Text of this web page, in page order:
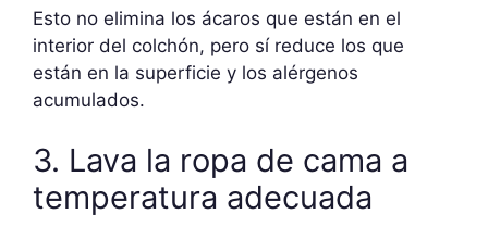
Esto no elimina los ácaros que están en el
interior del colchón, pero sí reduce los que
están en la superficie y los alérgenos
acumulados.
3. Lava la ropa de cama a
temperatura adecuada